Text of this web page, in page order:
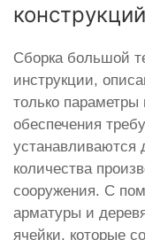
конструкций
Сборка большой
инструкции,
только
обеспечения
устанавливаются
количества
сооружения. С
арматуры и
ячейки, которые